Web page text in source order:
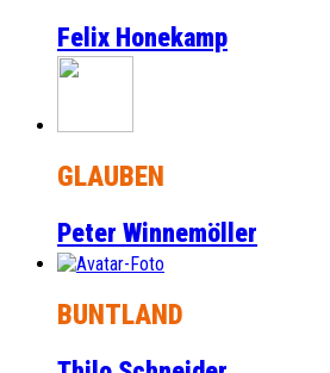
Felix Honekamp
GLAUBEN
Peter Winnemöller
BUNTLAND